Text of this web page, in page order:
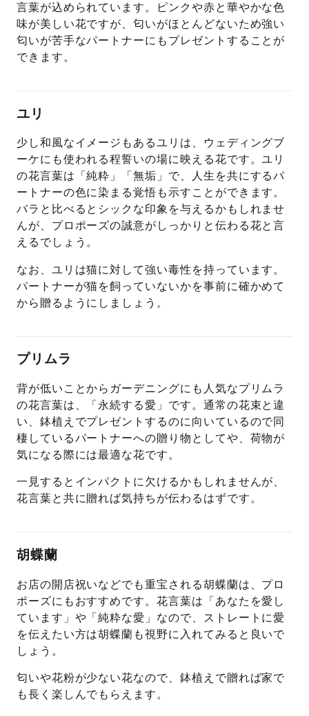
言葉が込められています。ピンクや赤と華やかな色
味が美しい花ですが、匂いがほとんどないため強い
匂いが苦手なパートナーにもプレゼントすることが
できます。
ユリ
少し和風なイメージもあるユリは、ウェディングブ
ーケにも使われる程誓いの場に映える花です。ユリ
の花言葉は「純粋」「無垢」で、人生を共にするパ
ートナーの色に染まる覚悟も示すことができます。
バラと比べるとシックな印象を与えるかもしれませ
んが、プロポーズの誠意がしっかりと伝わる花と言
えるでしょう。
なお、ユリは猫に対して強い毒性を持っています。
パートナーが猫を飼っていないかを事前に確かめて
から贈るようにしましょう。
プリムラ
背が低いことからガーデニングにも人気なプリムラ
の花言葉は、「永続する愛」です。通常の花束と違
い、鉢植えでプレゼントするのに向いているので同
棲しているパートナーへの贈り物としてや、荷物が
気になる際には最適な花です。
一見するとインパクトに欠けるかもしれませんが、
花言葉と共に贈れば気持ちが伝わるはずです。
胡蝶蘭
お店の開店祝いなどでも重宝される胡蝶蘭は、プロ
ポーズにもおすすめです。花言葉は「あなたを愛し
ています」や「純粋な愛」なので、ストレートに愛
を伝えたい方は胡蝶蘭も視野に入れてみると良いで
しょう。
匂いや花粉が少ない花なので、鉢植えで贈れば家で
も長く楽しんでもらえます。